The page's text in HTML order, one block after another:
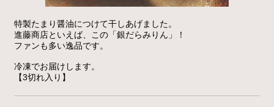
特製たまり醤油につけて干しあげました。
進藤商店といえば、この「銀だらみりん」！
ファンも多い逸品です。
冷凍でお届けします。
【3切れ入り】